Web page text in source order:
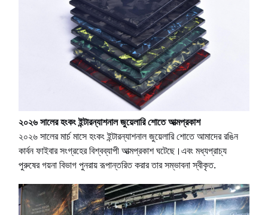
২০২৬ সালের হংকং ইন্টারন্যাশনাল জুয়েলারি শোতে আত্মপ্রকাশ
২০২৬ সালের মার্চ মাসে হংকং ইন্টারন্যাশনাল জুয়েলারি শোতে আমাদের রঙিন
কার্বন ফাইবার সংগ্রহের বিশ্বব্যাপী আত্মপ্রকাশ ঘটেছে।এবং মধ্যপ্রাচ্য
পুরুষের গয়না বিভাগ পুনরায় রূপান্তরিত করার তার সম্ভাবনা স্বীকৃত.